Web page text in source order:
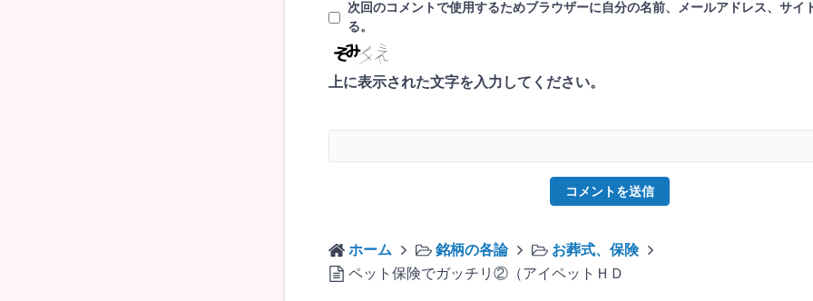
次回のコメントで使用するためブラウザーに自分の名前、メールアドレス、サイ
る。
上に表示された文字を入力してください。
ホーム 銘柄の各論
お葬式、保険
ペット保険でガッチリ②（アイペットＨＤ